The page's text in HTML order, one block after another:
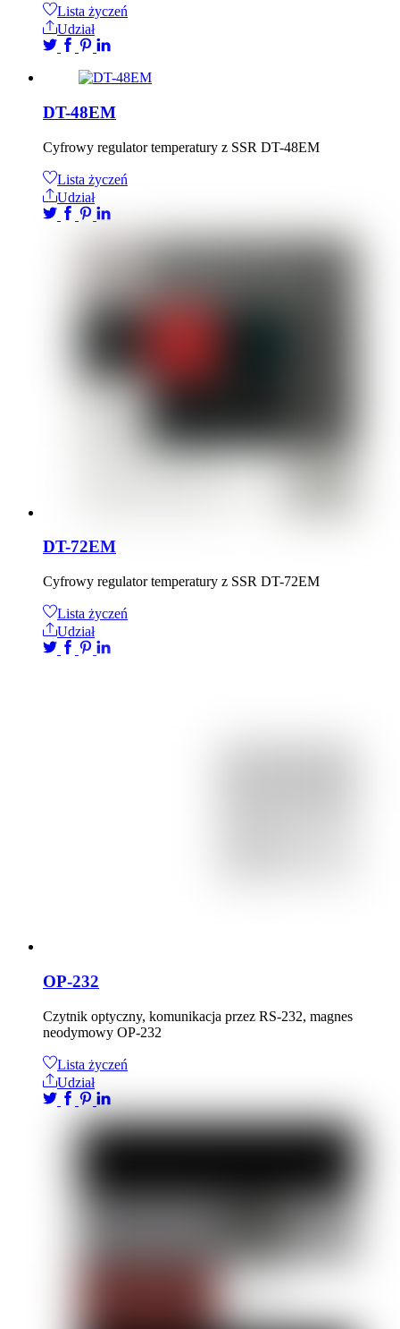
Lista życzeń
Udział
DT-48EM
Cyfrowy regulator temperatury z SSR DT-48EM
Lista życzeń
Udział
DT-72EM
Cyfrowy regulator temperatury z SSR DT-72EM
Lista życzeń
Udział
OP-232
Czytnik optyczny, komunikacja przez RS-232, magnes
neodymowy OP-232
Lista życzeń
Udział